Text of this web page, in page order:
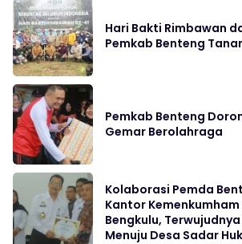
Hari Bakti Rimbawan
Pemkab Benteng
Pemkab Benteng
Gemar Berolahraga
Kolaborasi Pemda
Kantor Kemenkumham
Bengkulu,
Menuju Desa Sadar